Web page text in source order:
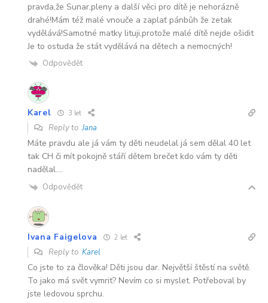
pravda,že Sunar,pleny a další věci pro dítě je nehorázně
drahé!Mám též malé vnouče a zaplať pánbůh že zetak
vydělává!Samotné matky lituji,protože malé dítě nejde ošidit
Je to ostuda že stát vydělává na dětech a nemocných!
Odpovědět
Karel 3 let
Reply toJana
Máte pravdu ale já vám ty děti neudelal já sem dělal 40 let
tak CH či mít pokojně stáří dětem brečet kdo vám ty děti
nadělal….
Odpovědět
Ivana Faigelova 2 let
Reply to Karel
Co jste to za člověka! Děti jsou dar. Největší štěstí na světě.
To jako má svět vymrit? Nevím co si myslet. Potřeboval by
jste ledovou sprchu.